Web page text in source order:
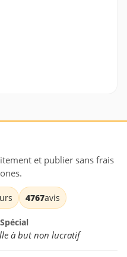
et publier sans frais
4767avis
à but non lucratif